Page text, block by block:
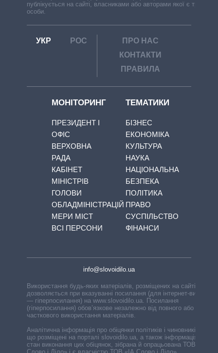
публікується на сайті, власниками або авторами якої є треті
особи.
УКР РОС
ПРО НАС
КОНТАКТИ
ПРАВИЛА
МОНІТОРИНГ
ПРЕЗИДЕНТ І
ОФІС
ВЕРХОВНА
РАДА
КАБІНЕТ
МІНІСТРІВ
ГОЛОВИ
ОБЛАДМІНІСТРАЦІЙ
МЕРИ МІСТ
ВСІ ПЕРСОНИ
ТЕМАТИКИ
БІЗНЕС
ЕКОНОМІКА
КУЛЬТУРА
НАУКА
НАЦІОНАЛЬНА
БЕЗПЕКА
ПОЛІТИКА
ПРАВО
СУСПІЛЬСТВО
ФІНАНСИ
info@slovoidilo.ua
Використання будь-яких матеріалів, розміщених на сайті,
дозволяється при вказуванні посилання (для інтернет-видань
— гіперпосилання) на www.slovoidilo.ua. Посилання
(гіперпосилання) обов’язкове незалежно від повного або
часткового використання матеріалів.
Аналітична інформація про обіцянки політиків і чиновників,
що розміщені на порталі slovoidilo.ua, а також інформація про
стан виконання цих обіцянок, зібрана й опрацьована ТОВ «ІА